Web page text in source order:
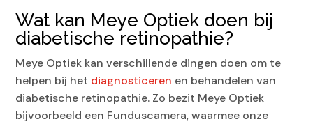
Wat kan Meye Optiek doen bij
diabetische retinopathie?
Meye Optiek kan verschillende dingen doen om te
helpen bij het diagnosticeren en behandelen van
diabetische retinopathie. Zo bezit Meye Optiek
bijvoorbeeld een Funduscamera, waarmee onze